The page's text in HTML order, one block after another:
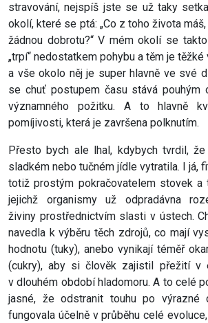
stravování, nejspíš jste se už taky
okolí, které se ptá: „Co z toho života
žádnou dobrotu?“ V mém okolí se
„trpí“ nedostatkem pohybu a těm je
a vše okolo něj je super hlavně ve své
se chuť postupem času stává pouhým
významného požitku. A to hlavně
pomíjivosti, která je završena polknutím.
Přesto bych ale lhal, kdybych tvrdil,
sladkém nebo tučném jídle vytratila. I já,
totiž prostým pokračovatelem stovek a
jejichž organismy už odpradávna
živiny prostřednictvím slasti v ústech.
navedla k výběru těch zdrojů, co mají
hodnotu (tuky), anebo vynikají téměř
(cukry), aby si člověk zajistil přežití v
v dlouhém období hladomoru. A to celé
jasné, že odstranit touhu po výrazné
fungovala účelně v průběhu celé